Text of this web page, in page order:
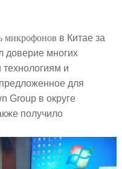
микрофонов в Китае за
доверие многих
и
для
Group в округе
получило